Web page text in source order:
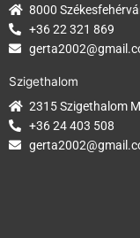
8000
+36 22 321 869
Szigethalom
2315 Szigethalom
+36 24 403 508